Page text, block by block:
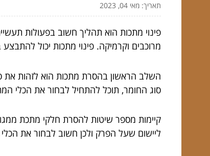
תאריך: מאי 04, 2023
פינוי מתכות הוא תהליך חשוב בפעולות
מרוכבים וקרמיקה. פינוי מתכות יכול
השלב הראשון בהסרת מתכות הוא לזהות את
סוג החומר, תוכל להתחיל לבחור את הכלי
קיימות מספר שיטות להסרת חלקי מתכת
ליישום שעל הפרק ולכן חשוב לבחור את